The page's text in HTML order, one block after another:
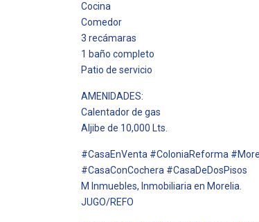
Cocina
Comedor
3 recámaras
1 baño completo
Patio de servicio
AMENIDADES:
Calentador de gas
Aljibe de 10,000 Lts.
#CasaEnVenta #ColoniaReforma
#CasaConCochera #CasaDeDosPisos
M Inmuebles, Inmobiliaria en Morelia.
JUGO/REFO